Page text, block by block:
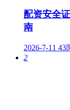
配资安全
南
2026-7-11 43
2